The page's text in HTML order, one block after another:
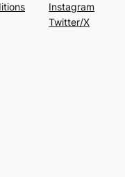
Instagram
Twitter/X